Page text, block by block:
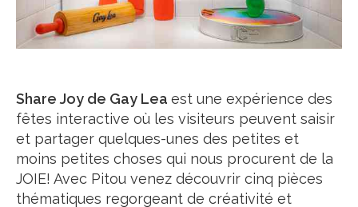
Share Joy de Gay Lea est une expérience des
fêtes interactive où les visiteurs peuvent saisir
et partager quelques-unes des petites et
moins petites choses qui nous procurent de la
JOIE! Avec Pitou venez découvrir cinq pièces
thématiques regorgeant de créativité et